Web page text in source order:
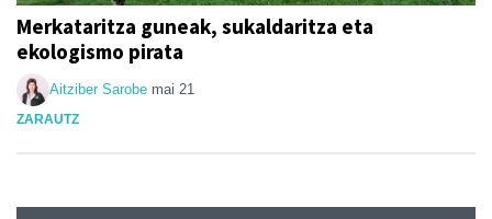
Merkataritza guneak, sukaldaritza eta
ekologismo pirata
Aitziber Sarobe mai 21
ZARAUTZ